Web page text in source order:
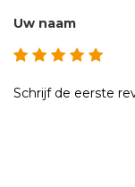
Uw naam
Schrijf de eerste